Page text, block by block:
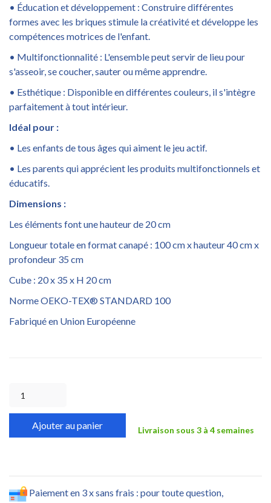
• Éducation et développement : Construire différentes
formes avec les briques stimule la créativité et développe les
compétences motrices de l'enfant.
• Multifonctionnalité : L'ensemble peut servir de lieu pour
s'asseoir, se coucher, sauter ou même apprendre.
• Esthétique : Disponible en différentes couleurs, il s'intègre
parfaitement à tout intérieur.
Idéal pour :
• Les enfants de tous âges qui aiment le jeu actif.
• Les parents qui apprécient les produits multifonctionnels et
éducatifs.
Dimensions :
Les éléments font une hauteur de 20 cm
Longueur totale en format canapé : 100 cm x hauteur 40 cm x
profondeur 35 cm
Cube : 20 x 35 x H 20 cm
Norme OEKO-TEX® STANDARD 100
Fabriqué en Union Européenne
Ajouter au panier Livraison sous 3 à 4 semaines
Paiement en 3 x sans frais : pour toute question,